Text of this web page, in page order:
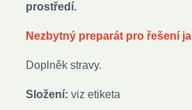
prostředí.
Nezbytný preparát pro řešení
Doplněk stravy.
Složení: viz etiketa